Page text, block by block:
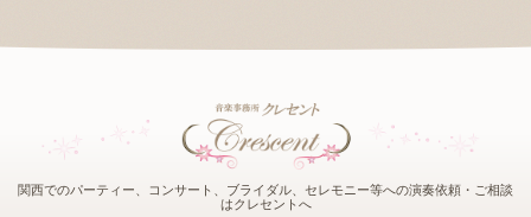
関西でのパーティー、コンサート、ブライダル、セレモニー等への演奏依頼・ご相談
はクレセントへ